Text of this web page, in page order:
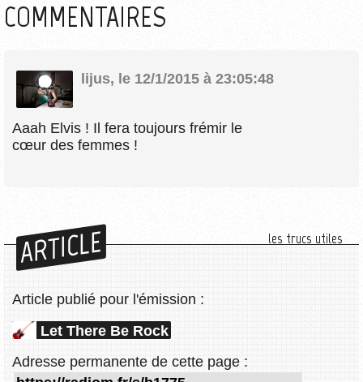
COMMENTAIRES
lijus, le 12/1/2015 à 23:05:48
Aaah Elvis ! Il fera toujours frémir le
cœur des femmes !
ARTICLE les trucs utiles
Article publié pour l'émission :
Let There Be Rock
Adresse permanente de cette page :